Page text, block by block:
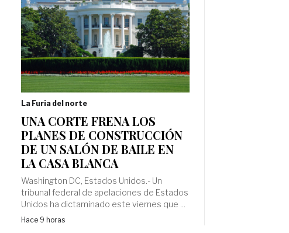
La Furia del norte
UNA CORTE FRENA LOS
PLANES DE CONSTRUCCIÓN
DE UN SALÓN DE BAILE EN
LA CASA BLANCA
Washington DC, Estados Unidos.- Un
tribunal federal de apelaciones de Estados
Unidos ha dictaminado este viernes que ...
Hace 9 horas